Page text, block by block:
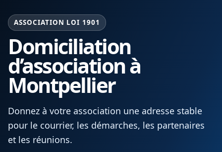
ASSOCIATION LOI 1901
Domiciliation
d’association à
Montpellier
Donnez à votre association une adresse stable
pour le courrier, les démarches, les partenaires
et les réunions.